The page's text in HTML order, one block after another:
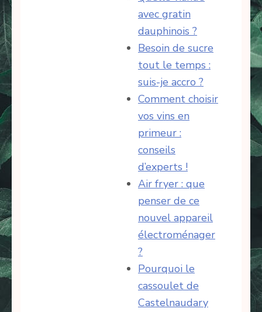
avec gratin
dauphinois ?
Besoin de sucre
tout le temps :
suis-je accro ?
Comment choisir
vos vins en
primeur :
conseils
d’experts !
Air fryer : que
penser de ce
nouvel appareil
électroménager
?
Pourquoi le
cassoulet de
Castelnaudary